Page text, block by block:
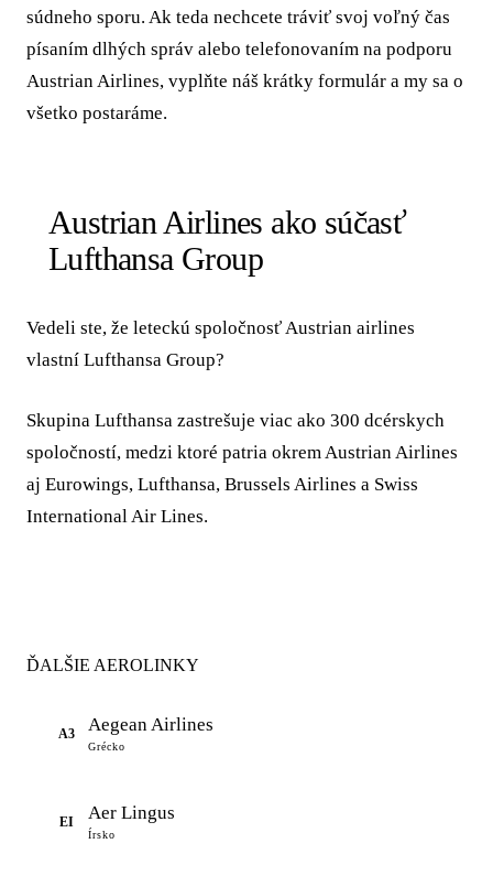
súdneho sporu. Ak teda nechcete tráviť svoj voľný čas
písaním dlhých správ alebo telefonovaním na podporu
Austrian Airlines, vyplňte náš krátky formulár a my sa o
všetko postaráme.
Austrian Airlines ako súčasť
Lufthansa Group
Vedeli ste, že leteckú spoločnosť Austrian airlines
vlastní Lufthansa Group?
Skupina Lufthansa zastrešuje viac ako 300 dcérskych
spoločností, medzi ktoré patria okrem Austrian Airlines
aj Eurowings, Lufthansa, Brussels Airlines a Swiss
International Air Lines.
ĎALŠIE AEROLINKY
A3 Aegean Airlines
Grécko
EI Aer Lingus
Írsko